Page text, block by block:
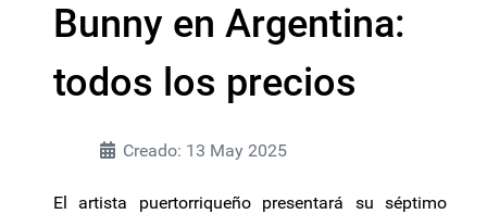
Bunny en Argentina:
todos los precios
Creado: 13 May 2025
El artista puertorriqueño presentará su séptimo